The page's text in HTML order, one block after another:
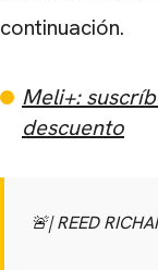
continuación.
Meli+:
descuento
🚨| REED